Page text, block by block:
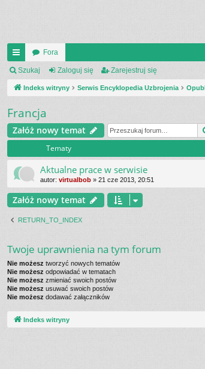
UI
C
_L
IN
K
S
Fora
Szukaj Zaloguj się Zarejestruj się
Indeks witryny Serwis Encyklopedia Uzbrojenia
Francja
Załóż nowy temat
Tematy
Aktualne prace w serwisie
autor: virtualbob » 21 cze 2013, 20:51
Załóż nowy temat
RETURN_TO_INDEX
Twoje uprawnienia na tym forum
Nie możesz tworzyć nowych tematów
Nie możesz odpowiadać w tematach
Nie możesz zmieniać swoich postów
Nie możesz usuwać swoich postów
Nie możesz dodawać załączników
Indeks witryny